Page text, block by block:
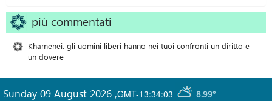
più commentati
Khamenei: gli uomini liberi hanno nei tuoi confronti un diritto e
un dovere
GMT-13:34:03 8.99°
Sunday 09 August 2026 ,